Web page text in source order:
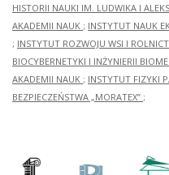
HISTORII NAUKI IM. LUDWIKA I
AKADEMII NAUK ; INSTYTUT NAUK
; INSTYTUT ROZWOJU WSI I
BIOCYBERNETYKI I INŻYNIERII
AKADEMII NAUK ; INSTYTUT FIZYKI
BEZPIECZEŃSTWA „MORATEX” ;